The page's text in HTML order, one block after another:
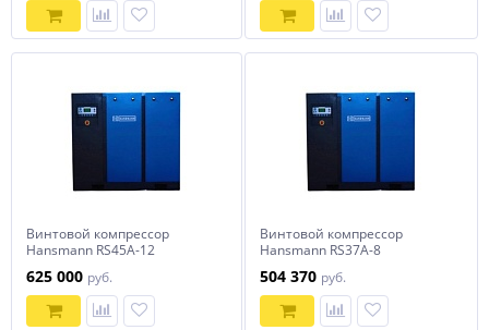
Винтовой компрессор
Hansmann RS45A-12
625 000 руб.
Винтовой компрессор
Hansmann RS37A-8
504 370 руб.